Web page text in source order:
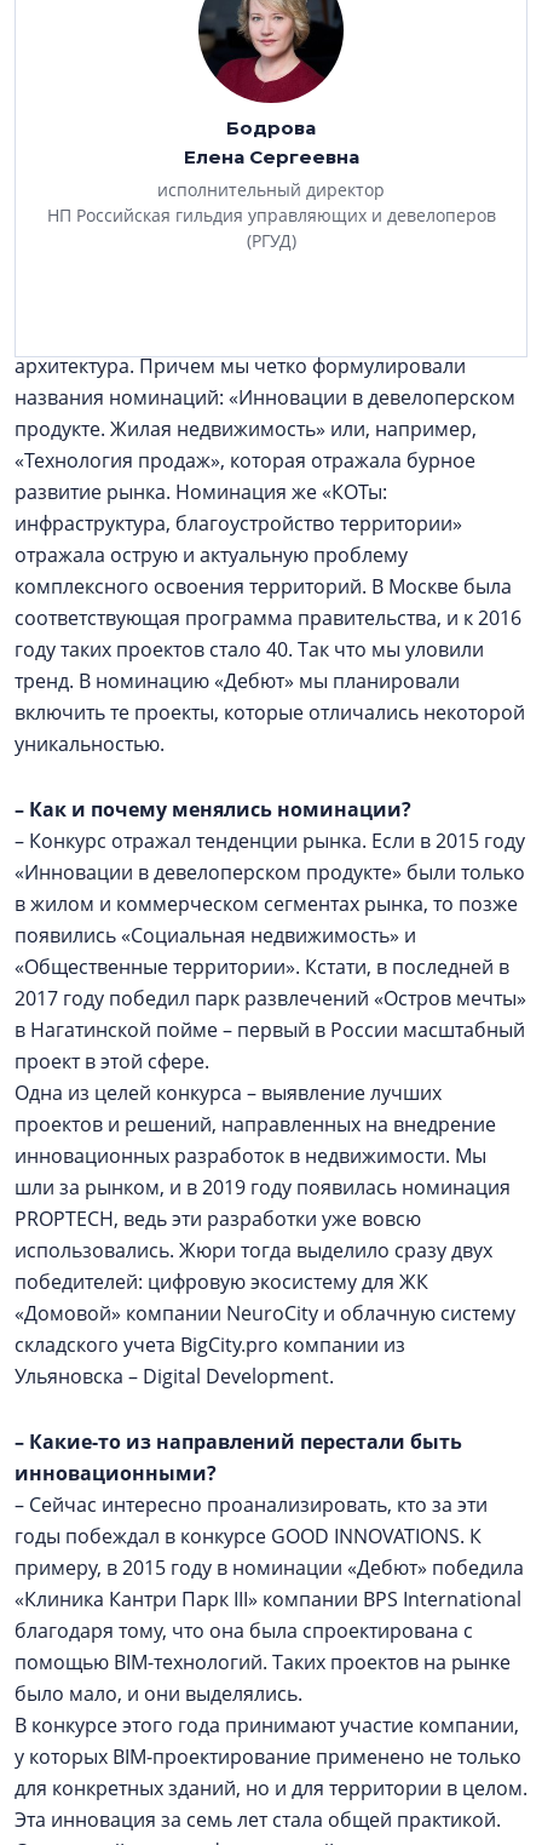
Бодрова
Елена Сергеевна
исполнительный директор
НП Российская гильдия управляющих и девелоперов
(РГУД)
председатель совета директоров компании «БЕСТ-
Новострой» Ирина Доброхотова и PR-директор этой
компании Елена Гогоберидзе. Они визионеры темы
инноваций. Поняли, что нужно говорить об этом,
лоббировать эту тему, и предложили организовать
Экспертный совет по инновациям в рамках РГУД.
С каких номинаций вы начинали и почему?
архитектура. Причем мы четко формулировали
названия номинаций: «Инновации в девелоперском
продукте. Жилая недвижимость» или, например,
«Технология продаж», которая отражала бурное
развитие рынка. Номинация же «КОТы:
инфраструктура, благоустройство территории»
отражала острую и актуальную проблему
комплексного освоения территорий. В Москве была
соответствующая программа правительства, и к 2016
году таких проектов стало 40. Так что мы уловили
тренд. В номинацию «Дебют» мы планировали
включить те проекты, которые отличались некоторой
уникальностью.
– Как и почему менялись номинации?
– Конкурс отражал тенденции рынка. Если в 2015 году
«Инновации в девелоперском продукте» были только
в жилом и коммерческом сегментах рынка, то позже
появились «Социальная недвижимость» и
«Общественные территории». Кстати, в последней в
2017 году победил парк развлечений «Остров мечты»
в Нагатинской пойме – первый в России масштабный
проект в этой сфере.
Одна из целей конкурса – выявление лучших
проектов и решений, направленных на внедрение
инновационных разработок в недвижимости. Мы
шли за рынком, и в 2019 году появилась номинация
PROPTECH, ведь эти разработки уже вовсю
использовались. Жюри тогда выделило сразу двух
победителей: цифровую экосистему для ЖК
«Домовой» компании NeuroCity и облачную систему
складского учета BigCity.pro компании из
Ульяновска – Digital Development.
– Какие-то из направлений перестали быть
инновационными?
– Сейчас интересно проанализировать, кто за эти
годы побеждал в конкурсе GOOD INNOVATIONS. К
примеру, в 2015 году в номинации «Дебют» победила
«Клиника Кантри Парк III» компании BPS International
благодаря тому, что она была спроектирована с
помощью BIM-технологий. Таких проектов на рынке
было мало, и они выделялись.
В конкурсе этого года принимают участие компании,
у которых BIM-проектирование применено не только
для конкретных зданий, но и для территории в целом.
Эта инновация за семь лет стала общей практикой.